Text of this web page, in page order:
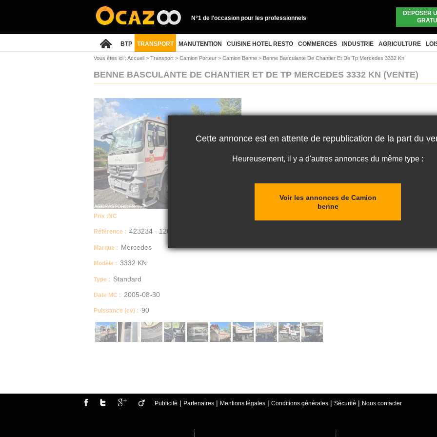
N°1 de l'occasion pour les professionnels
DÉPOSER
BTP TRANSPORT MANUTENTION CUISINE HOTEL RESTO COMMERCES INDUSTRIE AGRICULTURE
Vous êtes ici : Accueil > Transport > Camion Porteur > Camion Benne > Benne Basculante De Chantier Et De Tp Mercedes 3332 Kn
BENNE BASCULANTE DE CHANTIER ET DE TP MERCEDES 3332 KN (VENTE)
Prix : NC
Référence : 423234 - 1204
Marque : Mercedes
Modèle : 3332 KN
Type : Standard
Date MC : 2005-08-30
Puissance (cv) : 90
VENTE EN L'ETAT
Boite manuelle / automatique
COFFRES RANGEMENT + CAMERA RECUL
Cette annonce est en attente de republication de la part du
Heureusement, il y a d'autres annonces du même type :
Voir les annonces de Camion
benne
Publicité | Partenaires | Mentions légales | Conditions générales | Sécurité | Nous contacter